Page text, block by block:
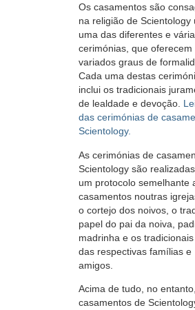
Os casamentos são
na religião de Scientology
uma das diferentes e
cerimónias, que oferecem
variados graus de
Cada uma destas
inclui os tradicionais
de lealdade e devoção.
das cerimónias de
Scientology.
As cerimónias de
Scientology são
um protocolo semelhante
casamentos noutras
o cortejo dos noivos, o
papel do pai da noiva,
madrinha e os
das respectivas famílias e
amigos.
Acima de tudo, no
casamentos de